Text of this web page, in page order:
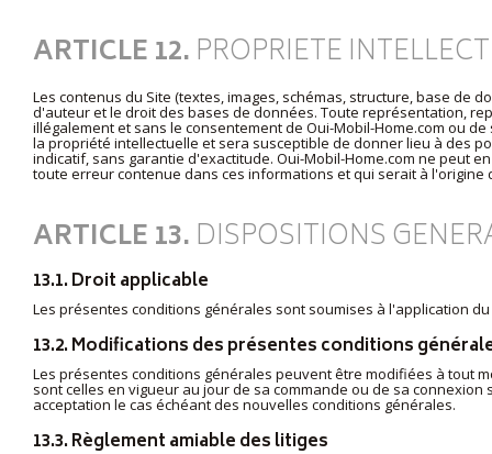
ARTICLE 12.PROPRIETE
Les contenus du Site (textes, images, schémas, structure, base de
d'auteur et le droit des bases de données. Toute représentation,
illégalement et sans le consentement de Oui-Mobil-Home.com ou
la propriété intellectuelle et sera susceptible de donner lieu à des
indicatif, sans garantie d'exactitude. Oui-Mobil-Home.com ne peut
toute erreur contenue dans ces informations et qui serait à
ARTICLE 13.DISPOSITIONS
13.1. Droit applicable
Les présentes conditions générales sont soumises à l'application
13.2. Modifications des présentes conditions
Les présentes conditions générales peuvent être modifiées à tout
sont celles en vigueur au jour de sa commande ou de sa
acceptation le cas échéant des nouvelles conditions générales.
13.3. Règlement amiable des litiges